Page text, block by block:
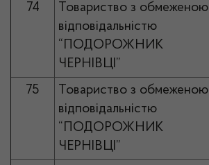
74
Товариство з обмеженою
відповідальністю
“ПОДОРОЖНИК
ЧЕРНІВЦІ”
75
Товариство з обмеженою
відповідальністю
“ПОДОРОЖНИК
ЧЕРНІВЦІ”